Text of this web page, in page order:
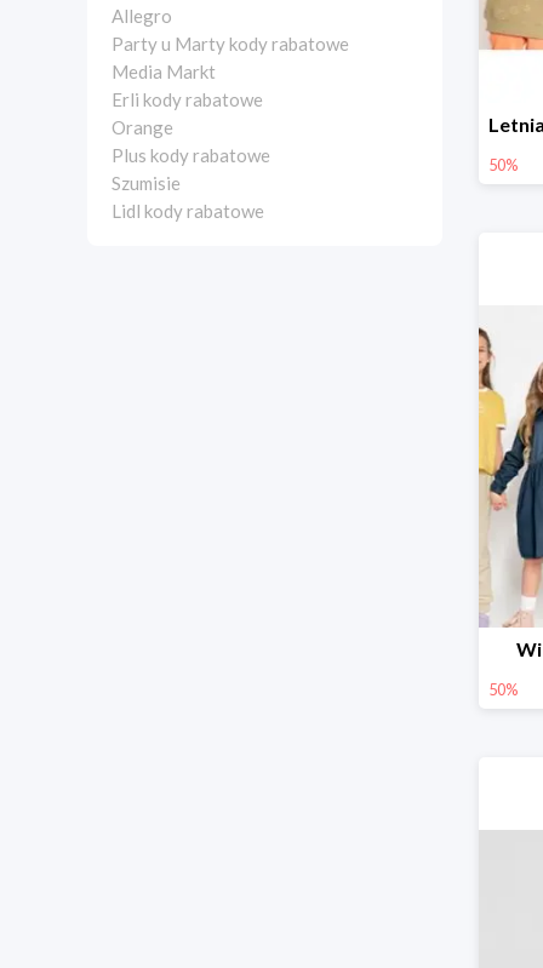
Allegro
Party u Marty kody rabatowe
Media Markt
Erli kody rabatowe
Orange
Plus kody rabatowe
Szumisie
Lidl kody rabatowe
50%
50%